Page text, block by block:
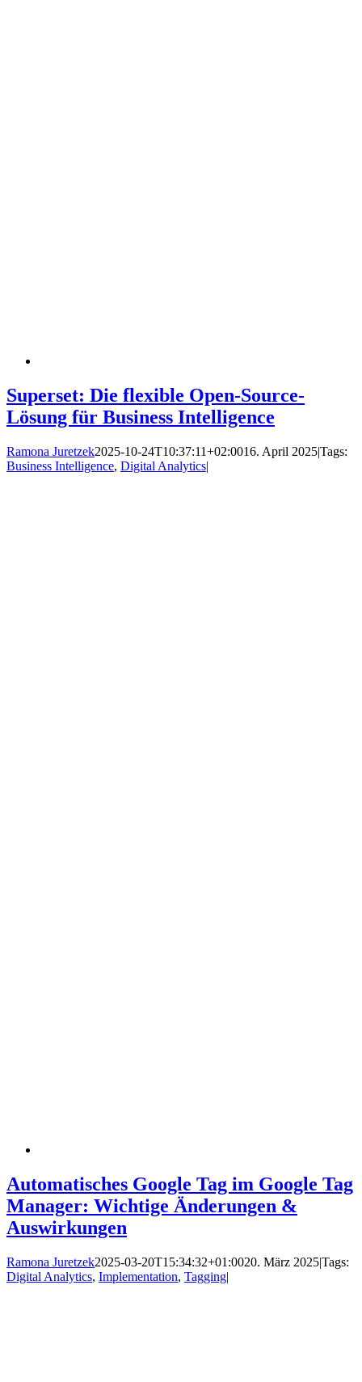
Superset: Die flexible Open-Source-
Lösung für Business Intelligence
Ramona Juretzek2025-10-24T10:37:11+02:0016. April 2025|Tags:
Business Intelligence, Digital Analytics|
Automatisches Google Tag im Google Tag
Manager: Wichtige Änderungen &
Auswirkungen
Ramona Juretzek2025-03-20T15:34:32+01:0020. März 2025|Tags:
Digital Analytics, Implementation, Tagging|